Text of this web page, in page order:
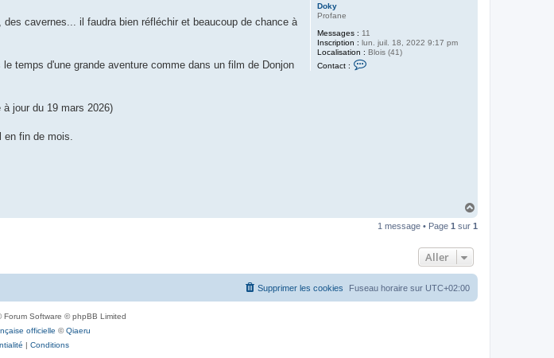
Doky
Profane
Messages : 11
Inscription : lun. juil. 18, 2022 9:17 pm
Localisation : Blois (41)
Contact :
cavernes... il faudra bien réfléchir et beaucoup de chance à
temps d'une grande aventure comme dans un film de Donjon
jour du 19 mars 2026)
fin de mois.
u
1 message • Page 1 sur 1
Aller
Fuseau horaire sur UTC+02:00
Supprimer les cookies
Forum Software © phpBB Limited
officielle ©Qiaeru
| Conditions